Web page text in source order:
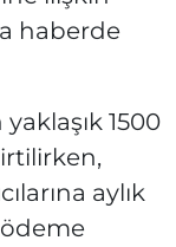
haberde
1500
aylık